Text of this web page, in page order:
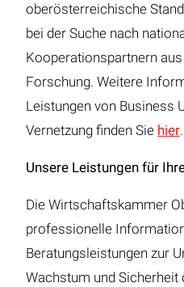
oberösterreichische
bei der Suche nach
Kooperationspartnern
Forschung. Weitere
Leistungen von Business
Vernetzung finden Sie hier.
Unsere Leistungen für
Die Wirtschaftskammer
professionelle
Beratungsleistungen zur
Wachstum und Sicherheit